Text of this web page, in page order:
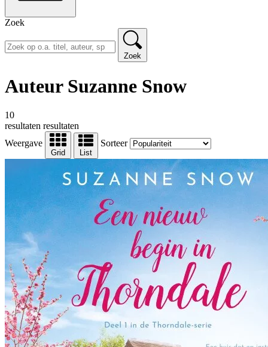
Zoek
Zoek
Auteur Suzanne Snow
10
resultaten resultaten
Weergave
Grid List
Sorteer